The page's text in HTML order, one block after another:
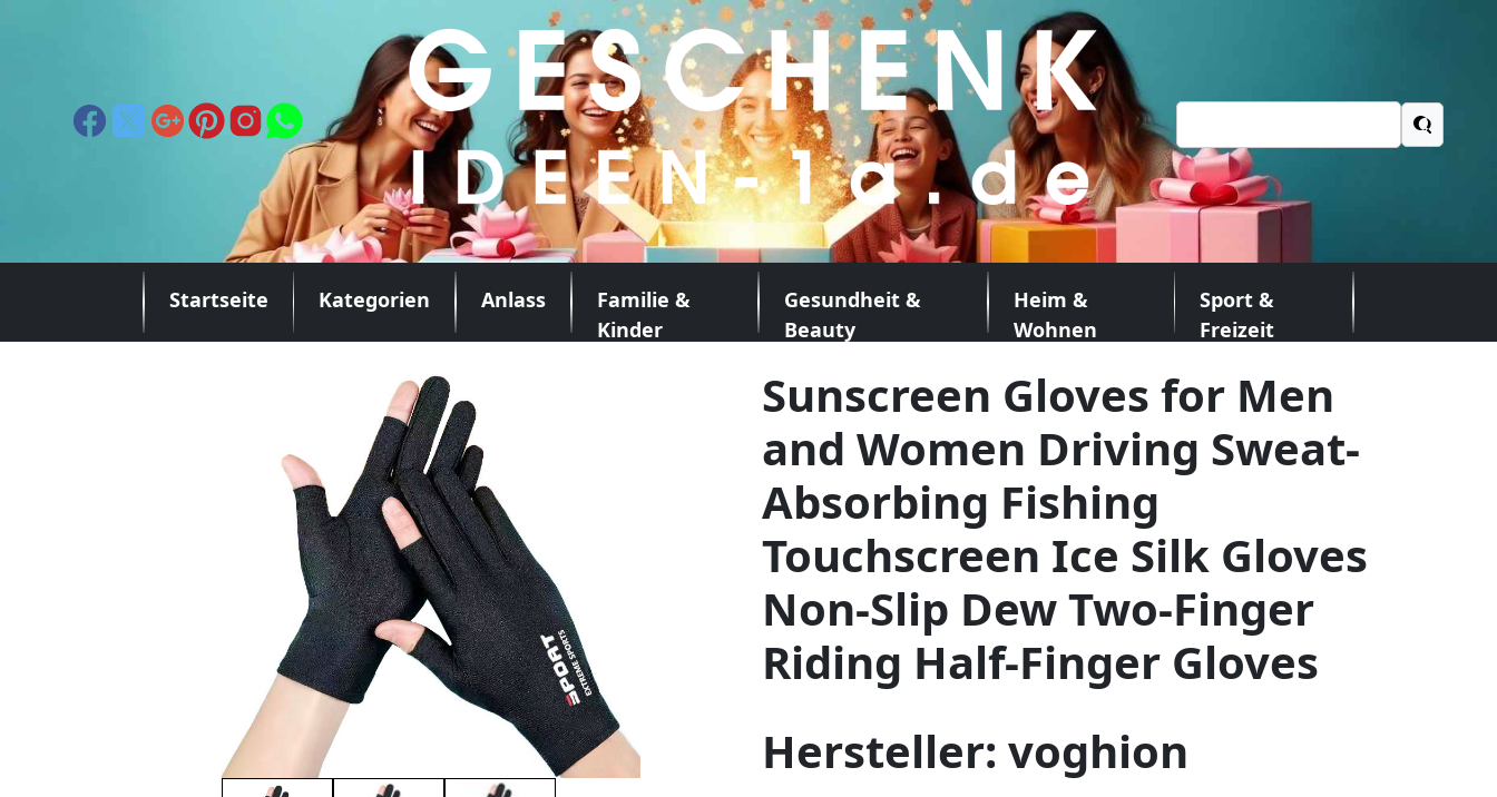
nach:
Startseite Kategorien Anlass
Familie &
Kinder
Gesundheit &
Beauty
Heim &
Wohnen
Sport &
Freizeit
Sunscreen Gloves for Men
and Women Driving Sweat-
Absorbing Fishing
Touchscreen Ice Silk Gloves
Non-Slip Dew Two-Finger
Riding Half-Finger Gloves
Hersteller: voghion